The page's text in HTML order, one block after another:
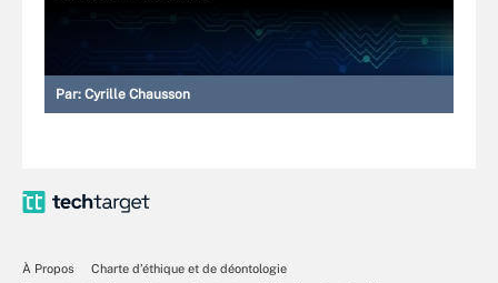
Par: Cyrille Chausson
À Propos
Charte d’éthique et de déontologie